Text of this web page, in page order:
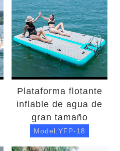
Plataforma flotante
inflable de agua de
gran tamaño
Model:YFP-18